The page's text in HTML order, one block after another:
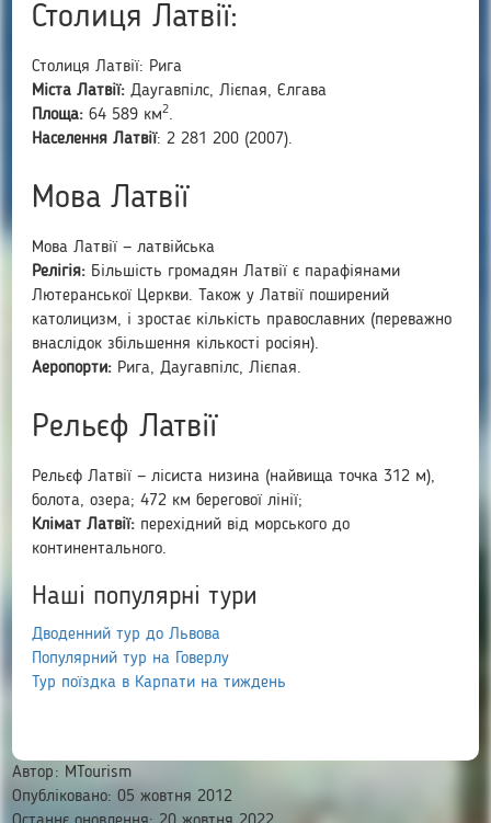
Столиця Латвії:
Столиця Латвії: Рига
Міста Латвії: Даугавпілс, Лієпая, Єлгава
Площа: 64 589 км2.
Населення Латвії: 2 281 200 (2007).
Мова Латвії
Мова Латвії — латвійська
Релігія: Більшість громадян Латвії є парафіянами
Лютеранської Церкви. Також у Латвії поширений
католицизм, і зростає кількість православних (переважно
внаслідок збільшення кількості росіян).
Аеропорти: Рига, Даугавпілс, Лієпая.
Рельєф Латвії
Рельєф Латвії — лісиста низина (найвища точка 312 м),
болота, озера; 472 км берегової лінії;
Клімат Латвії: перехідний від морського до
континентального.
Наші популярні тури
Дводенний тур до Львова
Популярний тур на Говерлу
Тур поїздка в Карпати на тиждень
Автор: MTourism
Опубліковано: 05 жовтня 2012